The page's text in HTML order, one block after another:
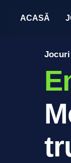
ACASĂ
Jocuri